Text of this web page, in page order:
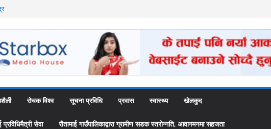
वाटिका’
रोचक विश्व सूचना प्रविधि प्रवास स्वास्थ्य खेलकुद
सेवा रौतामाई गाउँपालिकाद्वारा ग्रामीण सडक स्तरोन्नति, आवागमनमा सहजता